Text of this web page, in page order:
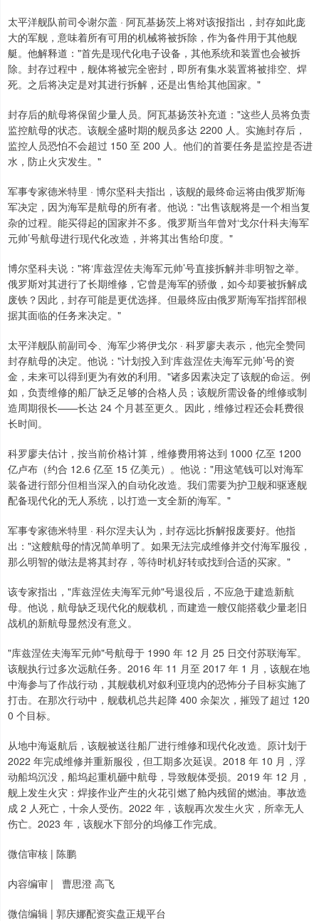
太平洋舰队前司令谢尔盖 · 阿瓦基扬茨上将对该报指出，封存如此庞
大的军舰，意味着所有可用的机械将被拆除，作为备件用于其他舰
艇。他解释道："首先是现代化电子设备，其他系统和装置也会被拆
除。封存过程中，舰体将被完全密封，即所有集水装置将被排空、焊
死。之后将决定是对其进行拆解，还是出售给其他国家。"
封存后的航母将保留少量人员。阿瓦基扬茨补充道："这些人员将负责
监控航母的状态。该舰全盛时期的舰员多达 2200 人。实施封存后，
监控人员恐怕不会超过 150 至 200 人。他们的首要任务是监控是否进
水，防止火灾发生。"
军事专家德米特里 · 博尔坚科夫指出，该舰的最终命运将由俄罗斯海
军决定，因为海军是航母的所有者。他说："出售该舰将是一个相当复
杂的过程。能买得起的国家并不多。俄罗斯当年曾对‘戈尔什科夫海军
元帅’号航母进行现代化改造，并将其出售给印度。"
博尔坚科夫说："将‘库兹涅佐夫海军元帅’号直接拆解并非明智之举。
俄罗斯对其进行了长期维修，它曾是海军的骄傲，如今却要被拆解成
废铁？因此，封存可能是更优选择。但最终应由俄罗斯海军指挥部根
据其面临的任务来决定。"
太平洋舰队前副司令、海军少将伊戈尔 · 科罗廖夫表示，他完全赞同
封存航母的决定。他说："计划投入到‘库兹涅佐夫海军元帅’号的资
金，未来可以得到更为有效的利用。"诸多因素决定了该舰的命运。例
如，负责维修的船厂缺乏足够的合格人员；该舰所需设备的维修或制
造周期很长——长达 24 个月甚至更久。因此，维修过程还会耗费很
长时间。
科罗廖夫估计，按当前价格计算，维修费用将达到 1000 亿至 1200
亿卢布（约合 12.6 亿至 15 亿美元）。他说："用这笔钱可以对海军
装备进行部分但相当深入的自动化改造。我们需要为护卫舰和驱逐舰
配备现代化的无人系统，以打造一支全新的海军。"
军事专家德米特里 · 科尔涅夫认为，封存远比拆解报废要好。他指
出："这艘航母的情况简单明了。如果无法完成维修并交付海军服役，
那么明智的做法是将其封存，等待时机好转或找到合适的买家。"
该专家指出，"库兹涅佐夫海军元帅"号退役后，不应急于建造新航
母。他说，航母缺乏现代化的舰载机，而建造一艘仅能搭载少量老旧
战机的新航母显然没有意义。
"库兹涅佐夫海军元帅"号航母于 1990 年 12 月 25 日交付苏联海军。
该舰执行过多次远航任务。2016 年 11 月至 2017 年 1 月，该舰在地
中海参与了作战行动，其舰载机对叙利亚境内的恐怖分子目标实施了
打击。在那次行动中，舰载机总共起降 400 余架次，摧毁了超过 120
0 个目标。
从地中海返航后，该舰被送往船厂进行维修和现代化改造。原计划于
2022 年完成维修并重新服役，但工期多次延误。2018 年 10 月，浮
动船坞沉没，船坞起重机砸中航母，导致舰体受损。2019 年 12 月，
舰上发生火灾：焊接作业产生的火花引燃了舱内残留的燃油。事故造
成 2 人死亡，十余人受伤。2022 年，该舰再次发生火灾，所幸无人
伤亡。2023 年，该舰水下部分的坞修工作完成。
微信审核 | 陈鹏
内容编审 | 曹思澄 高飞
微信编辑 | 郭庆娜配资实盘正规平台